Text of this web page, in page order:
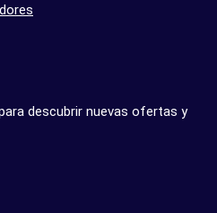
descubrir nuevas ofertas y